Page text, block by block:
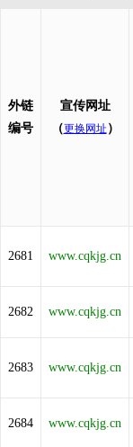
外链
编号
宣传网址
（更换网址 ）
2681 www.cqkjg.cn
2682 www.cqkjg.cn
2683 www.cqkjg.cn
2684 www.cqkjg.cn